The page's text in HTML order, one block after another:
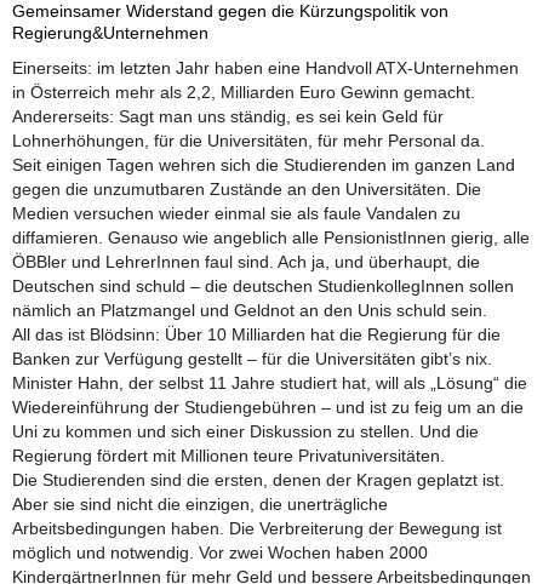
Gemeinsamer Widerstand gegen die Kürzungspolitik von
Regierung&Unternehmen
Einerseits: im letzten Jahr haben eine Handvoll ATX-Unternehmen
in Österreich mehr als 2,2, Milliarden Euro Gewinn gemacht.
Andererseits: Sagt man uns ständig, es sei kein Geld für
Lohnerhöhungen, für die Universitäten, für mehr Personal da.
Seit einigen Tagen wehren sich die Studierenden im ganzen Land
gegen die unzumutbaren Zustände an den Universitäten. Die
Medien versuchen wieder einmal sie als faule Vandalen zu
diffamieren. Genauso wie angeblich alle PensionistInnen gierig, alle
ÖBBler und LehrerInnen faul sind. Ach ja, und überhaupt, die
Deutschen sind schuld – die deutschen StudienkollegInnen sollen
nämlich an Platzmangel und Geldnot an den Unis schuld sein.
All das ist Blödsinn: Über 10 Milliarden hat die Regierung für die
Banken zur Verfügung gestellt – für die Universitäten gibt’s nix.
Minister Hahn, der selbst 11 Jahre studiert hat, will als „Lösung“ die
Wiedereinführung der Studiengebühren – und ist zu feig um an die
Uni zu kommen und sich einer Diskussion zu stellen. Und die
Regierung fördert mit Millionen teure Privatuniversitäten.
Die Studierenden sind die ersten, denen der Kragen geplatzt ist.
Aber sie sind nicht die einzigen, die unerträgliche
Arbeitsbedingungen haben. Die Verbreiterung der Bewegung ist
möglich und notwendig. Vor zwei Wochen haben 2000
KindergärtnerInnen für mehr Geld und bessere Arbeitsbedingungen